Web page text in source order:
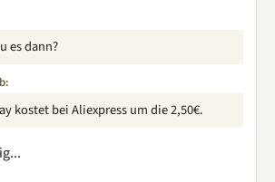
es dann?
kostet bei Aliexpress um die 2,50€.